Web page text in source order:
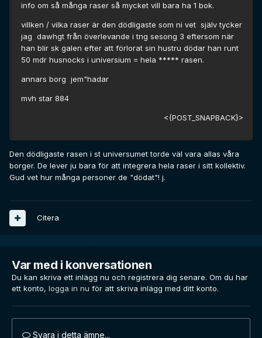
info om så många raser så mycket vill bara ha 1 bok.
villken / vilka raser är den dödligaste som ni vet själv tycker
jag dawhgt från överlevande i tng sesong 3 eftersom när
han blir sk galen efter att förlorat sin hustru dödar han runt
50 mdr husnocks i universium = hela ***** rasen.
annars borg jem"hadar
mvh star 884
<{POST_SNAPBACK}>
Den dödligaste rasen i st universumet torde väl vara allas våra
borger. De lever ju bara för att integrera hela raser i sitt kollektiv.
Gud vet hur många personer de "dödat"! j.
Citera
Var med i konversationen
Du kan skriva ett inlägg nu och registrera dig senare. Om du har
ett konto, logga in nu för att skriva inlägg med ditt konto.
Svara i detta ämne...